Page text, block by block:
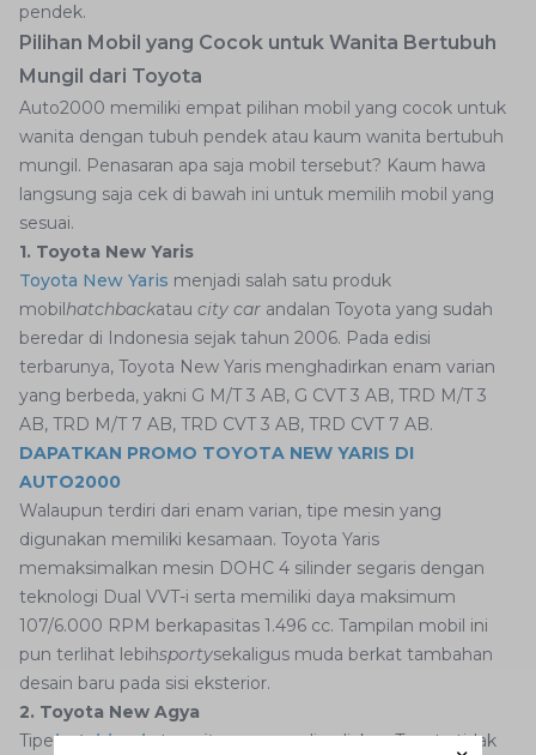
pendek.
Pilihan Mobil yang Cocok untuk Wanita Bertubuh
Mungil dari Toyota
Auto2000 memiliki empat pilihan mobil yang cocok untuk
wanita dengan tubuh pendek atau kaum wanita bertubuh
mungil. Penasaran apa saja mobil tersebut? Kaum hawa
langsung saja cek di bawah ini untuk memilih mobil yang
sesuai.
1. Toyota New Yaris
Toyota New Yaris menjadi salah satu produk
mobil hatchbackatau city car andalan Toyota yang sudah
beredar di Indonesia sejak tahun 2006. Pada edisi
terbarunya, Toyota New Yaris menghadirkan enam varian
yang berbeda, yakni G M/T 3 AB, G CVT 3 AB, TRD M/T 3
AB, TRD M/T 7 AB, TRD CVT 3 AB, TRD CVT 7 AB.
DAPATKAN PROMO TOYOTA NEW YARIS DI
AUTO2000
Walaupun terdiri dari enam varian, tipe mesin yang
digunakan memiliki kesamaan. Toyota Yaris
memaksimalkan mesin DOHC 4 silinder segaris dengan
teknologi Dual VVT-i serta memiliki daya maksimum
107/6.000 RPM berkapasitas 1.496 cc. Tampilan mobil ini
pun terlihat lebihsportysekaligus muda berkat tambahan
desain baru pada sisi eksterior.
2. Toyota New Agya
Tipehatchbackataucity caryang disediakan Toyota tidak